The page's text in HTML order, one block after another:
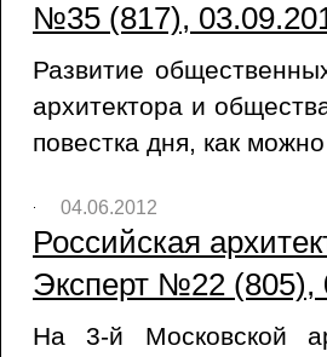
№35 (817),
Развитие
архитектора и
повестка дня, как
04.06.2012
Российская
Эксперт №22 (805),
На 3-й Московской